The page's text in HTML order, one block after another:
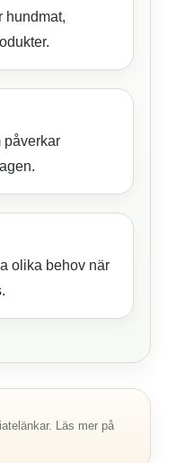
hundmat,
påverkar
olika behov när
Läs mer på